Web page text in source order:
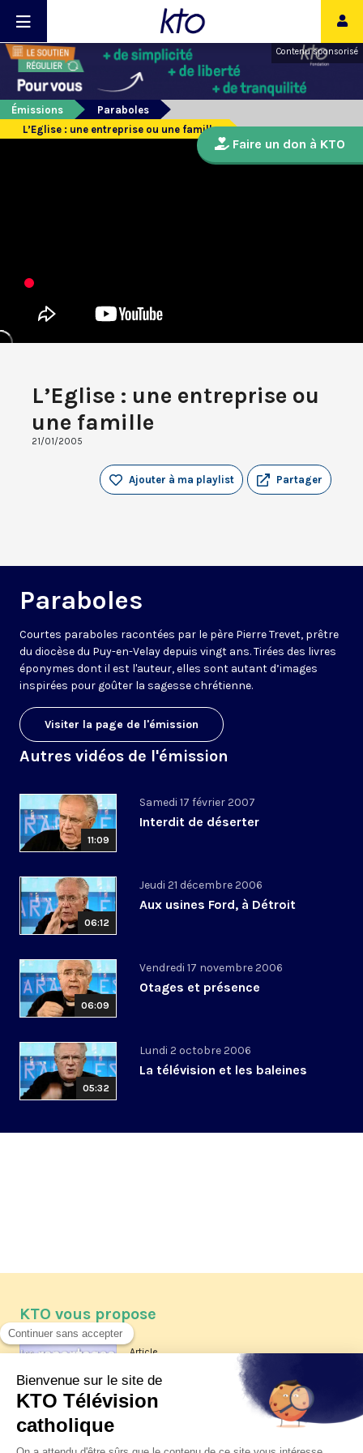
Contenu sponsorisé
Émissions
Paraboles
L’Eglise : une entreprise ou une famille
L’Eglise : une entreprise ou
une famille
21/01/2005
Partager
Ajouter à ma playlist
Paraboles
Courtes paraboles racontées par le père Pierre Trevet, prêtre
du diocèse du Puy-en-Velay depuis vingt ans. Tirées des livres
éponymes dont il est l'auteur, elles sont autant d’images
inspirées pour goûter la sagesse chrétienne.
Visiter la page de l'émission
Autres vidéos de l'émission
11:09
Samedi 17 février 2007
Interdit de déserter
06:12
Jeudi 21 décembre 2006
Aux usines Ford, à Détroit
06:09
Vendredi 17 novembre 2006
Otages et présence
05:32
Lundi 2 octobre 2006
La télévision et les baleines
Faire un don à KTO
KTO vous propose
Article
Les reportages d'été 2026 de KTO
La visite pastorale du pape Léon